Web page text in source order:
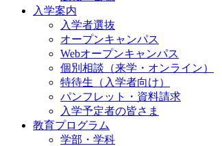
入学案内
入学者選抜
オープンキャンパス
Webオープンキャンパス
個別相談（来学・オンライン）
特待生（入学者向け）
パンフレット・資料請求
入学予定者の皆さま
教育プログラム
学部・学科